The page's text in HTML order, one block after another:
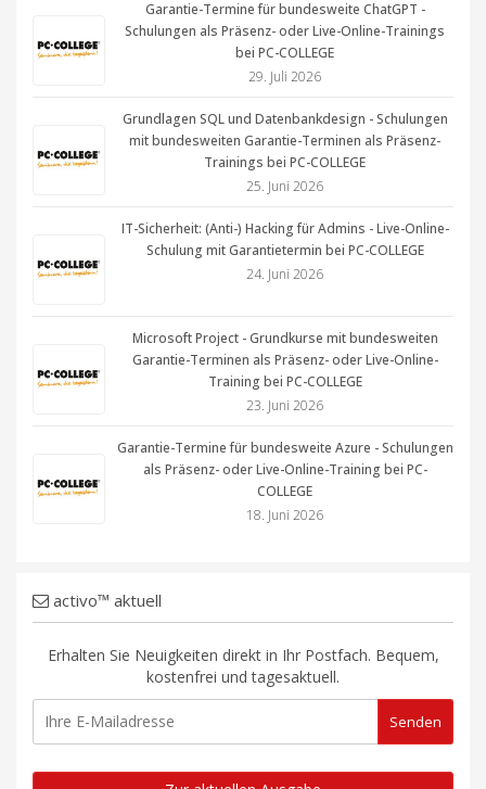
Garantie-Termine für bundesweite ChatGPT -
Schulungen als Präsenz- oder Live-Online-Trainings
bei PC-COLLEGE
29. Juli 2026
Grundlagen SQL und Datenbankdesign - Schulungen
mit bundesweiten Garantie-Terminen als Präsenz-
Trainings bei PC-COLLEGE
25. Juni 2026
IT-Sicherheit: (Anti-) Hacking für Admins - Live-Online-
Schulung mit Garantietermin bei PC-COLLEGE
24. Juni 2026
Microsoft Project - Grundkurse mit bundesweiten
Garantie-Terminen als Präsenz- oder Live-Online-
Training bei PC-COLLEGE
23. Juni 2026
Garantie-Termine für bundesweite Azure - Schulungen
als Präsenz- oder Live-Online-Training bei PC-
COLLEGE
18. Juni 2026
activo™ aktuell
Erhalten Sie Neuigkeiten direkt in Ihr Postfach. Bequem,
kostenfrei und tagesaktuell.